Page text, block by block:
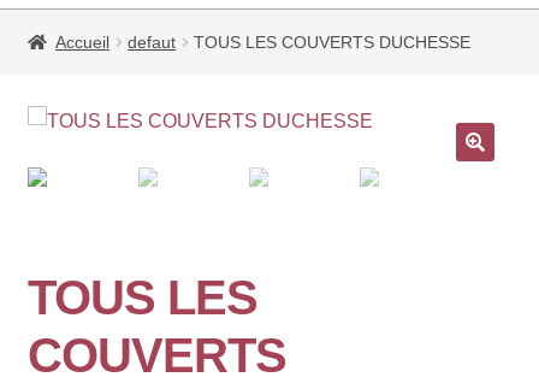
Accueil defaut TOUS LES COUVERTS DUCHESSE
TOUS LES
COUVERTS